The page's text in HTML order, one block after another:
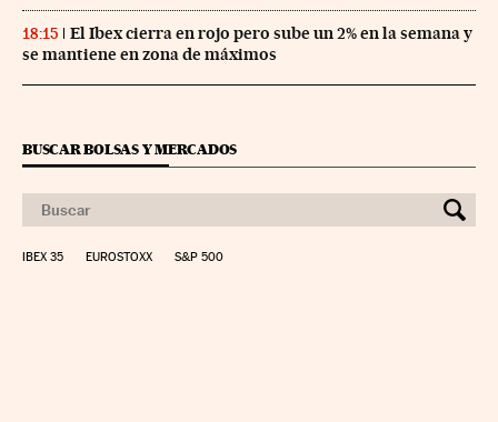
18:15
El Ibex cierra en rojo pero sube un 2% en la semana y
se mantiene en zona de máximos
BUSCAR BOLSAS Y MERCADOS
IBEX 35 EUROSTOXX S&P 500